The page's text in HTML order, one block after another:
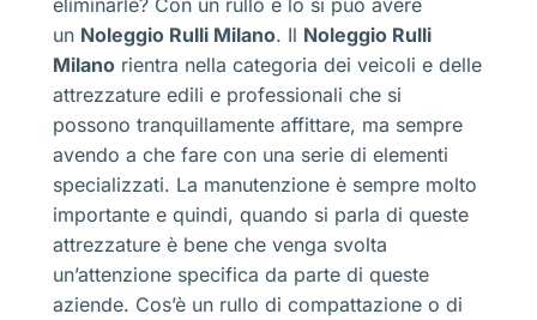
un Noleggio Rulli Milano. Il Noleggio Rulli
Milano rientra nella categoria dei veicoli e delle
attrezzature edili e professionali che si
possono tranquillamente affittare, ma sempre
avendo a che fare con una serie di elementi
specializzati. La manutenzione è sempre molto
importante e quindi, quando si parla di queste
attrezzature è bene che venga svolta
un’attenzione specifica da parte di queste
aziende. Cos’è un rullo di compattazione o di